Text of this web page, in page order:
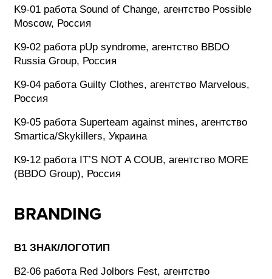
K9-01 работа Sound of Change, агентство Possible
Moscow, Россия
K9-02 работа pUp syndrome, агентство BBDO
Russia Group, Россия
K9-04 работа Guilty Clothes, агентство Marvelous,
Россия
K9-05 работа Superteam against mines, агентство
Smartica/Skykillers, Украина
K9-12 работа IT’S NOT A COUB, агентство MORE
(BBDO Group), Россия
BRANDING
В1 ЗНАК/ЛОГОТИП
B2-06 работа Red Jolbors Fest, агентство